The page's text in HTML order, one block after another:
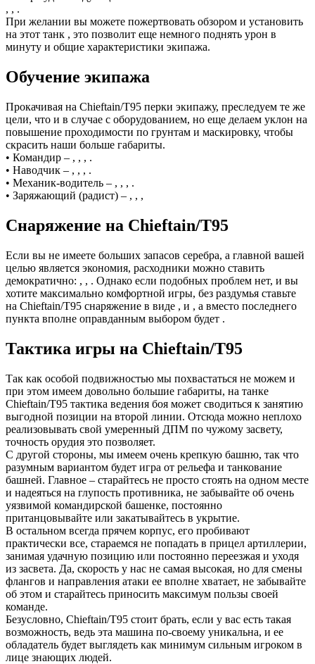
, , .
При желании вы можете пожертвовать обзором и установить
на этот танк , это позволит еще немного поднять урон в
минуту и общие характеристики экипажа.
Обучение экипажа
Прокачивая на Chieftain/T95 перки экипажу, преследуем те же
цели, что и в случае с оборудованием, но еще делаем уклон на
повышение проходимости по грунтам и маскировку, чтобы
скрасить наши больше габариты.
• Командир – , , , .
• Наводчик – , , , .
• Механик-водитель – , , , .
• Заряжающий (радист) – , , ,
Снаряжение на Chieftain/T95
Если вы не имеете больших запасов серебра, а главной вашей
целью является экономия, расходники можно ставить
демократично: , , . Однако если подобных проблем нет, и вы
хотите максимально комфортной игры, без раздумья ставьте
на Chieftain/T95 снаряжение в виде , и , а вместо последнего
пункта вполне оправданным выбором будет .
Тактика игры на Chieftain/T95
Так как особой подвижностью мы похвастаться не можем и
при этом имеем довольно большие габариты, на танке
Chieftain/T95 тактика ведения боя может сводиться к занятию
выгодной позиции на второй линии. Отсюда можно неплохо
реализовывать свой умеренный ДПМ по чужому засвету,
точность орудия это позволяет.
С другой стороны, мы имеем очень крепкую башню, так что
разумным вариантом будет игра от рельефа и танкование
башней. Главное – старайтесь не просто стоять на одном месте
и надеяться на глупость противника, не забывайте об очень
уязвимой командирской башенке, постоянно
пританцовывайте или закатывайтесь в укрытие.
В остальном всегда прячем корпус, его пробивают
практически все, стараемся не попадать в прицел артиллерии,
занимая удачную позицию или постоянно переезжая и уходя
из засвета. Да, скорость у нас не самая высокая, но для смены
флангов и направления атаки ее вполне хватает, не забывайте
об этом и старайтесь приносить максимум пользы своей
команде.
Безусловно, Chieftain/T95 стоит брать, если у вас есть такая
возможность, ведь эта машина по-своему уникальна, и ее
обладатель будет выглядеть как минимум сильным игроком в
лице знающих людей.